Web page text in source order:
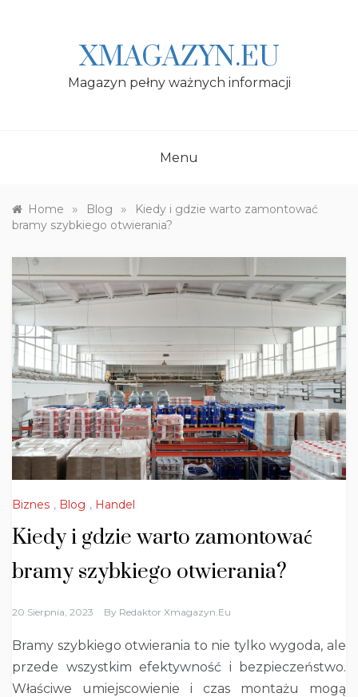
XMAGAZYN.EU
Magazyn pełny ważnych informacji
Menu
Home » Blog »
Kiedy i gdzie warto zamontować
bramy szybkiego otwierania?
Biznes , Blog , Handel
Kiedy i gdzie warto zamontować
bramy szybkiego otwierania?
20 Sierpnia, 2023 By Redaktor Xmagazyn.eu
Bramy szybkiego otwierania to nie tylko wygoda, ale
przede wszystkim efektywność i bezpieczeństwo.
Właściwe umiejscowienie i czas montażu mogą